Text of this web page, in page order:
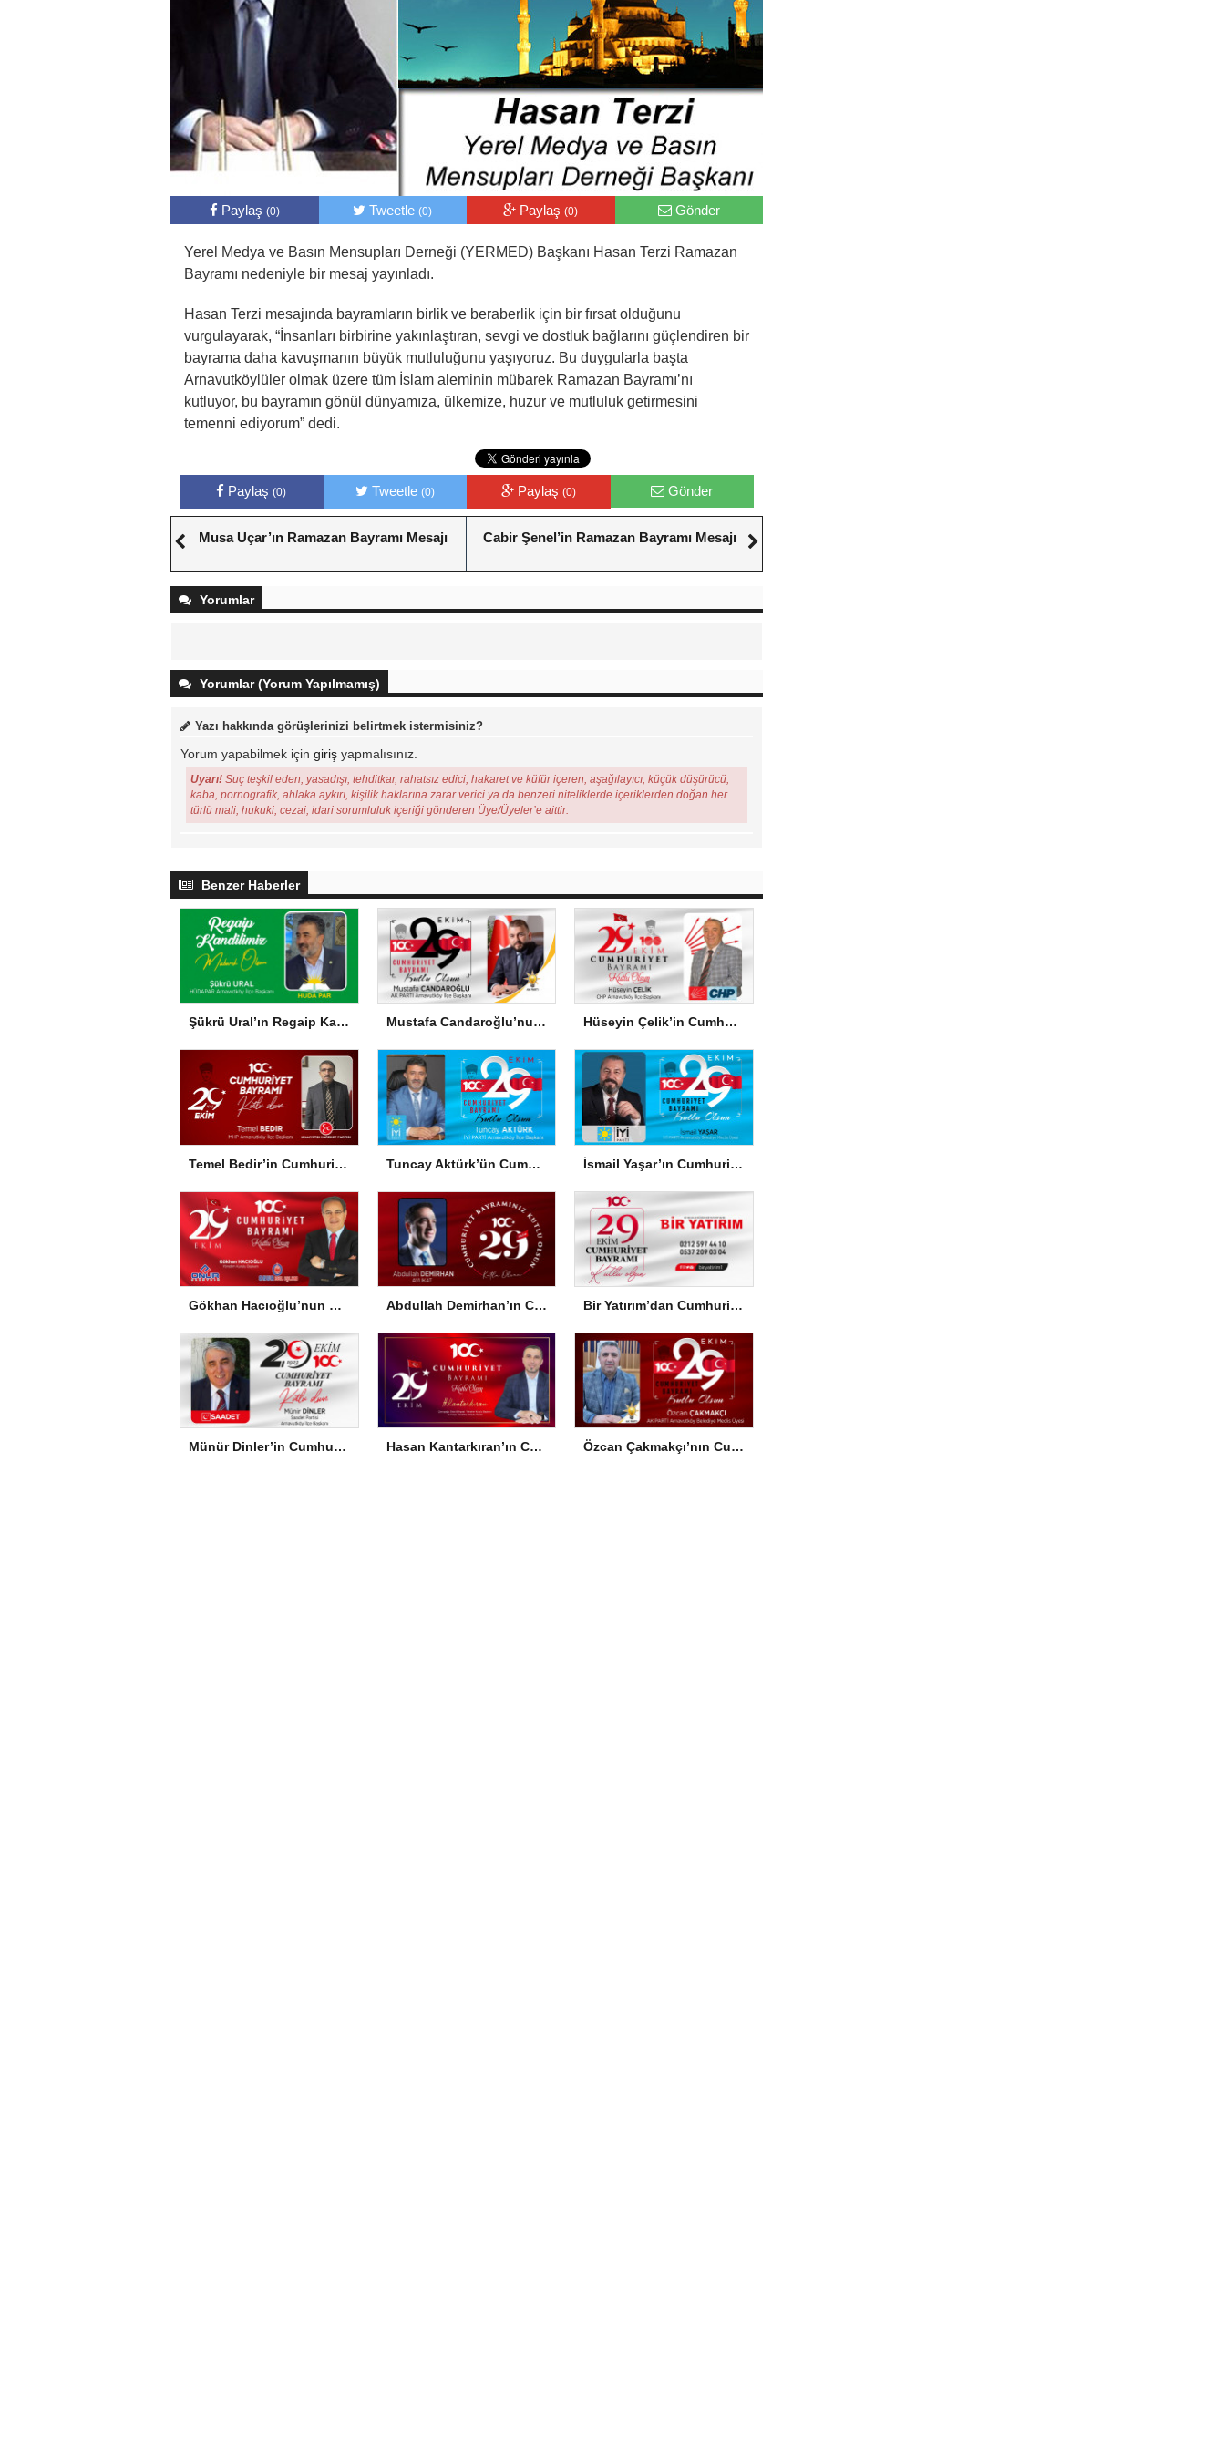
Paylaş (0) Tweetle(0) Paylaş(0) Gönder
Yerel Medya ve Basın Mensupları Derneği (YERMED) Başkanı Hasan Terzi Ramazan
Bayramı nedeniyle bir mesaj yayınladı.
Hasan Terzi mesajında bayramların birlik ve beraberlik için bir fırsat olduğunu
vurgulayarak, “İnsanları birbirine yakınlaştıran, sevgi ve dostluk bağlarını güçlendiren bir
bayrama daha kavuşmanın büyük mutluluğunu yaşıyoruz. Bu duygularla başta
Arnavutköylüler olmak üzere tüm İslam aleminin mübarek Ramazan Bayramı’nı
kutluyor, bu bayramın gönül dünyamıza, ülkemize, huzur ve mutluluk getirmesini
temenni ediyorum” dedi.
Paylaş(0) Tweetle (0) Paylaş (0) Gönder
Musa Uçar’ın Ramazan Bayramı Mesajı Cabir Şenel’in Ramazan Bayramı Mesajı
Yorumlar
Yorumlar (Yorum Yapılmamış)
Yazı hakkında görüşlerinizi belirtmek istermisiniz?
Yorum yapabilmek için giriş yapmalısınız.
Uyarı! Suç teşkil eden, yasadışı, tehditkar, rahatsız edici, hakaret ve küfür içeren, aşağılayıcı, küçük düşürücü,
kaba, pornografik, ahlaka aykırı, kişilik haklarına zarar verici ya da benzeri niteliklerde içeriklerden doğan her
türlü mali, hukuki, cezai, idari sorumluluk içeriği gönderen Üye/Üyeler’e aittir.
Benzer Haberler
Şükrü Ural’ın Regaip Kandili Mesajı Mustafa Candaroğlu’nun Cumhuriyet Bayramı Mesajı Hüseyin Çelik’in Cumhuriyet Bayramı Mesajı
Temel Bedir’in Cumhuriyet Bayramı Mesajı Tuncay Aktürk’ün Cumhuriyet Bayramı Mesajı İsmail Yaşar’ın Cumhuriyet Bayramı Mesajı
Gökhan Hacıoğlu’nun Cumhuriyet Bayramı Mesajı Abdullah Demirhan’ın Cumhuriyet Bayramı Mesajı Bir Yatırım’dan Cumhuriyet Bayramı Mesajı
Münür Dinler’in Cumhuriyet Bayramı Mesajı Hasan Kantarkıran’ın Cumhuriyet Bayramı Mesajı Özcan Çakmakçı’nın Cumhuriyet Bayramı Mesajı